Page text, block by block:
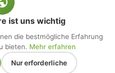
ist uns wichtig
die bestmögliche Erfahrung
bieten. Mehr erfahren
Nur erforderliche